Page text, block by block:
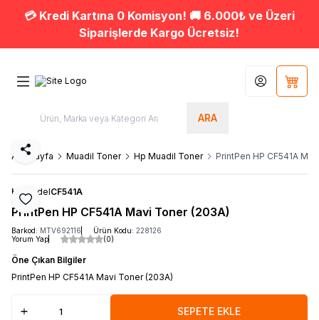
💳 Kredi Kartına 0 Komisyon! 🚚 6.000₺ ve Üzeri
Siparişlerde Kargo Ücretsiz!
ARA
Hesabım
Ana Sayfa Muadil Toner Hp Muadil Toner PrintPen HP CF541A
Favoriye Ekle
Paylaş
HPModelCF541A
PrintPen HP CF541A Mavi Toner (203A)
Barkod: MTV692116 Ürün Kodu: 228126
Yorum Yap
(0)
Öne Çıkan Bilgiler
PrintPen HP CF541A Mavi Toner (203A)
SEPETE EKLE